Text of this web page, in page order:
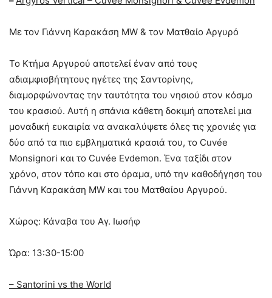
Με τον Γιάννη Καρακάση MW & τον Ματθαίο Αργυρό
Το Κτήμα Αργυρού αποτελεί έναν από τους
αδιαμφισβήτητους ηγέτες της Σαντορίνης,
διαμορφώνοντας την ταυτότητα του νησιού στον κόσμο
του κρασιού. Αυτή η σπάνια κάθετη δοκιμή αποτελεί μια
μοναδική ευκαιρία να ανακαλύψετε όλες τις χρονιές για
δύο από τα πιο εμβληματικά κρασιά του, το Cuvée
Monsignori και το Cuvée Evdemon. Ένα ταξίδι στον
χρόνο, στον τόπο και στο όραμα, υπό την καθοδήγηση του
Γιάννη Καρακάση MW και του Ματθαίου Αργυρού.
Χώρος: Κάναβα του Αγ. Ιωσήφ
Ώρα: 13:30-15:00
– Santorini vs the World